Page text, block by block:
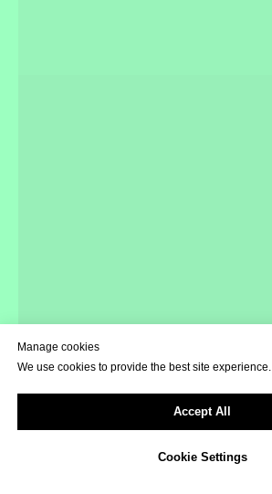
Manage cookies
We use cookies to provide the best site experience.
Accept All
Cookie Settings